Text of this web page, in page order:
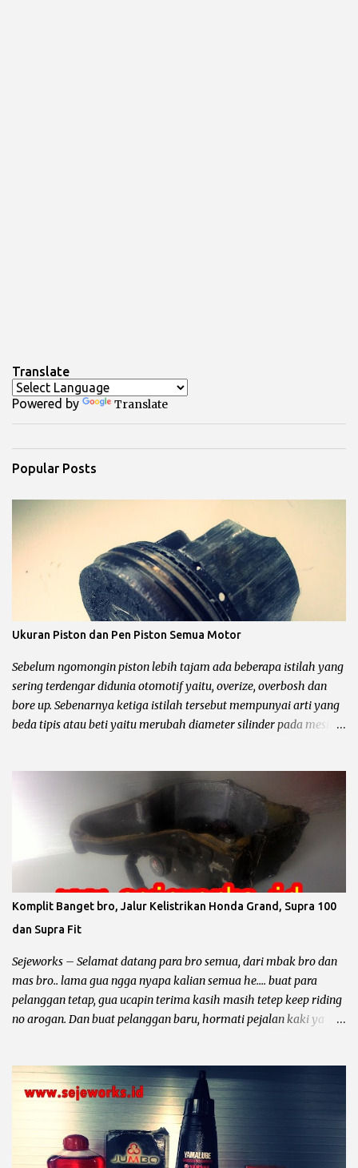
Translate
Powered by Translate
Popular Posts
Ukuran Piston dan Pen Piston Semua Motor
Sebelum ngomongin piston lebih tajam ada beberapa istilah yang
sering terdengar didunia otomotif yaitu, overize, overbosh dan
bore up. Sebenarnya ketiga istilah tersebut mempunyai arti yang
beda tipis atau beti yaitu merubah diameter silinder pada mesin
diameter silinder dengan cara di korter dan mengganti piston
dengan ukuran yang lebih besar sesuai dengan standar pabrik.
pabrikan sepeda motor biasanya menyediakan 4 piston oversize
dari piston standar yaitu OS 25, OS 50, OS 75, OS 100, untuk lebih
jelas simak contoh dibawah ini. Contoh Yamaha Crypton ukuran
piton standar 49 mm berarti : Overize 25 piston standar diameter
ditambah 0.25 mm maka diameter piston menjadi 49,25 mm.
Overize 50 piston standar diameter ditambah 0.50 mm maka
diameter piston menjadi 49,50 mm. Overize 75 piston standar
diameter ditambah 0.75 mm maka diameter piston menjadi 49,75
Komplit Banget bro, Jalur Kelistrikan Honda Grand, Supra 100
dan Supra Fit
Sejeworks – Selamat datang para bro semua, dari mbak bro dan
mas bro.. lama gua ngga nyapa kalian semua he.... buat para
pelanggan tetap, gua ucapin terima kasih masih tetep keep riding
no arogan. Dan buat pelanggan baru, hormati pejalan kaki ya
Prima, Legenda, Supra Fit dan Revo 100. Et... dah... mantep bingit
kan bro di borong semua he.... he... Sebelum kita ngomong lebih
dalam tentang kelistrikan motor – motor tersebut, gua mau
minta tolong. Dari pada nyebar berita hoak yang ngga ada
habisnya dan tidak bermanfaat bagi diri sendiri dan orang lain,